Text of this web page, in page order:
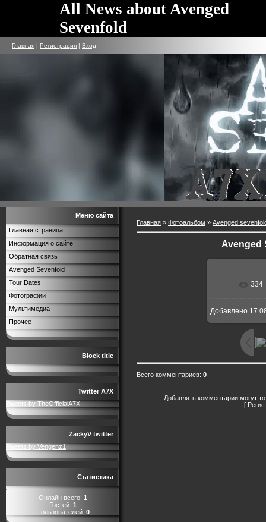
All News about Avenged
Sevenfold
Главная | Регистрация | Вход
Меню сайта
Главная страница
Информация о сайте
Обратная связь
Avenged Sevenfold
Tour Dates
Фотографии
Мультимедиа
Прочее
Block title
Twitter A7X
Tweets by TheOfficialA7X
ZackyV twitter
Tweets by Vengenz1
Статистика
Онлайн всего: 1
Гостей: 1
Пользователей: 0
Главная » Фотоальбом » Avenged
Avenged
В 334
Добавлено
Всего комментариев: 0
Добавлять комментарии могут
[